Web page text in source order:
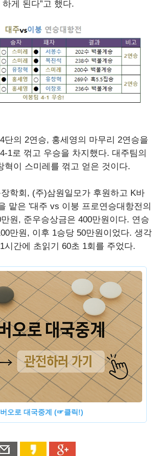
게 된다”고 했다.
단의 2연승, 홍세영의 마무리 2연승을
1로 꺾고 우승을 차지했다. 대주팀의
혁이 스미레를 꺾고 얻은 것이다.
학회, (주)삼원일모가 후원하고 K바
맡은 '대주 vs 이붕 프로연승대항전의
원, 준우승상금은 400만원이다. 연승
만원, 이후 1승당 50만원이었다. 생각
시간에 초읽기 60초 1회를 주었다.
오로 대국중계 (☞클릭!)